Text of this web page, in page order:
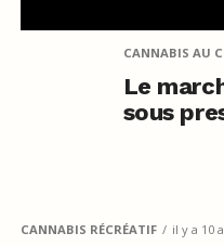
CANNABIS AU
Le
sous
CANNABIS RÉCRÉATIF il y a 10